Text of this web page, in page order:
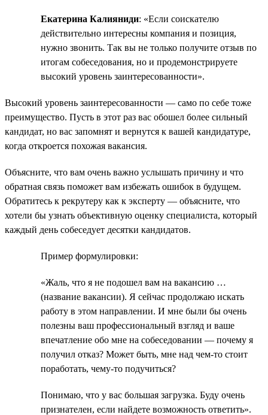
Екатерина Калияниди: «Если соискателю
действительно интересны компания и позиция,
нужно звонить. Так вы не только получите отзыв по
итогам собеседования, но и продемонстрируете
высокий уровень заинтересованности».
Высокий уровень заинтересованности — само по себе тоже
преимущество. Пусть в этот раз вас обошел более сильный
кандидат, но вас запомнят и вернутся к вашей кандидатуре,
когда откроется похожая вакансия.
Объясните, что вам очень важно услышать причину и что
обратная связь поможет вам избежать ошибок в будущем.
Обратитесь к рекрутеру как к эксперту — объясните, что
хотели бы узнать объективную оценку специалиста, который
каждый день собеседует десятки кандидатов.
Пример формулировки:
«Жаль, что я не подошел вам на вакансию …
(название вакансии). Я сейчас продолжаю искать
работу в этом направлении. И мне были бы очень
полезны ваш профессиональный взгляд и ваше
впечатление обо мне на собеседовании — почему я
получил отказ? Может быть, мне над чем-то стоит
поработать, чему-то подучиться?
Понимаю, что у вас большая загрузка. Буду очень
признателен, если найдете возможность ответить».